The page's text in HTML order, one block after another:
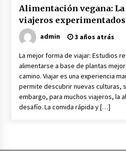
3 años atrás
el Mundo
3 años atrás
Viajar en moto por
3 años atrás
Alimentación vegana:
viajeros experimentados
admin 3 años atrás
La mejor forma de viajar: Estudios
alimentarse a base de plantas
camino. Viajar es una experiencia
permite descubrir nuevas culturas,
embargo, para muchos viajeros, la
desafío. La comida rápida y […]